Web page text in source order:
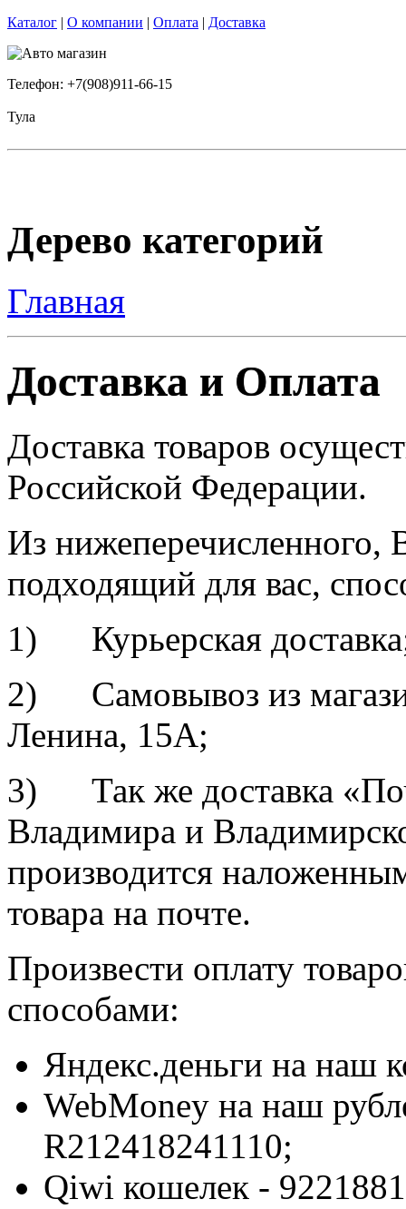
Каталог | О компании | Оплата | Доставка
Телефон: +7(908)911-66-15
Тула
Дерево категорий
Главная
Доставка и Оплата
Доставка товаров
Российской Федерации.
Из
подходящий для вас,
1) Курьерская
2) Самовывоз из
Ленина, 15А;
3) Так же доставка
Владимира и
производится
товара на почте.
Произвести оплату
способами:
Яндекс.деньги на наш
WebMoney на наш
R212418241110;
Qiwi кошелек -